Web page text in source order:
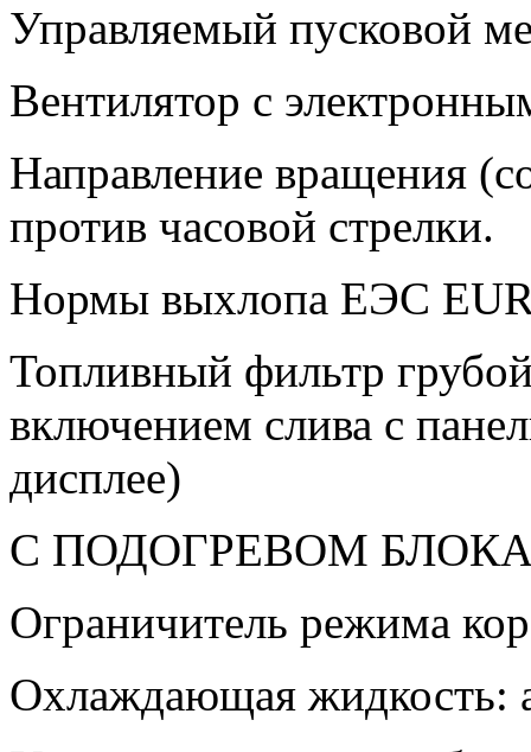
Управляемый пусковой
Вентилятор с
Направление вращения
против часовой стрелки.
Нормы выхлопа ЕЭС
Топливный фильтр
включением слива c
дисплее)
С ПОДОГРЕВОМ
Ограничитель режима
Охлаждающая жидкость: